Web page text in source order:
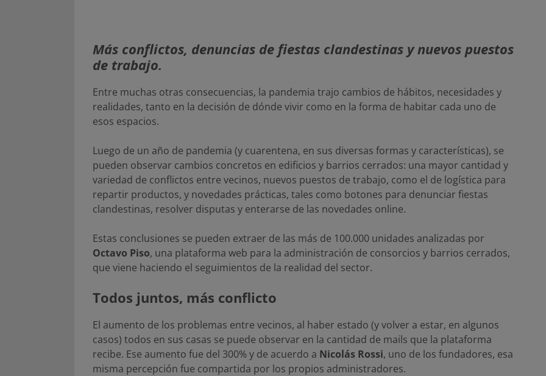
Más conflictos, denuncias de fiestas clandestinas y nuevos puestos
de trabajo.
Entre muchas otras consecuencias, la pandemia trajo cambios de hábitos, necesidades y
realidades, tanto en la decisión de dónde vivir como en la forma de habitar cada uno de
esos espacios.
Luego de un año de pandemia (y cuarentena, en sus diversas formas y características), se
pueden observar cambios concretos en edificios y barrios cerrados: una mayor cantidad y
variedad de conflictos entre vecinos, nuevos puestos de trabajo, como el de logística para
repartir productos, y novedades prácticas, tales como botones para denunciar fiestas
clandestinas, resolver disputas y enterarse de las novedades online.
Estas conclusiones se pueden extraer de las más de 100.000 unidades analizadas por
Octavo Piso, una plataforma web para la administración de consorcios y barrios cerrados,
que viene haciendo el seguimientos de la realidad del sector.
Todos juntos, más conflicto
El aumento de los problemas entre vecinos, al haber estado (y volver a estar, en algunos
casos) todos en sus casas se puede observar en la cantidad de mails que la plataforma
recibe. Ese aumento fue del 300% y de acuerdo a Nicolás Rossi, uno de los fundadores, esa
misma percepción fue compartida por los propios administradores.